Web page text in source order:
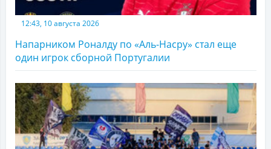
12:43, 10 августа 2026
Напарником Роналду по «Аль-Насру» стал еще
один игрок сборной Португалии